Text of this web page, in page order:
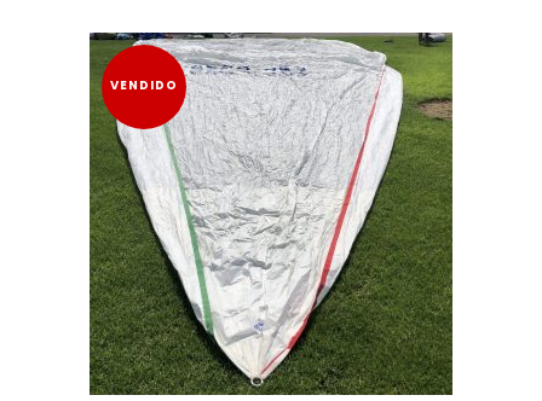
VENDIDO